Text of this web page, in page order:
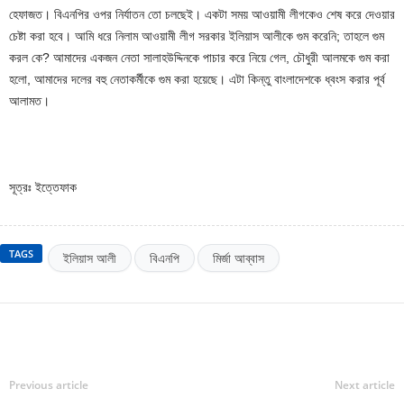
হেফাজত। বিএনপির ওপর নির্যাতন তো চলছেই। একটা সময় আওয়ামী লীগকেও শেষ করে দেওয়ার
চেষ্টা করা হবে। আমি ধরে নিলাম আওয়ামী লীগ সরকার ইলিয়াস আলীকে গুম করেনি; তাহলে গুম
করল কে? আমাদের একজন নেতা সালাহউদ্দিনকে পাচার করে নিয়ে গেল, চৌধুরী আলমকে গুম করা
হলো, আমাদের দলের বহু নেতাকর্মীকে গুম করা হয়েছে। এটা কিন্তু বাংলাদেশকে ধ্বংস করার পূর্ব
আলামত।
সূত্রঃ ইত্তেফাক
TAGS ইলিয়াস আলী বিএনপি মির্জা আব্বাস
Previous article Next article